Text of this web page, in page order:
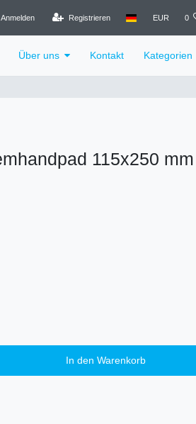
Anmelden Registrieren EUR 0
Über uns Kontakt Kategorien
115x250 mm
In den Warenkorb